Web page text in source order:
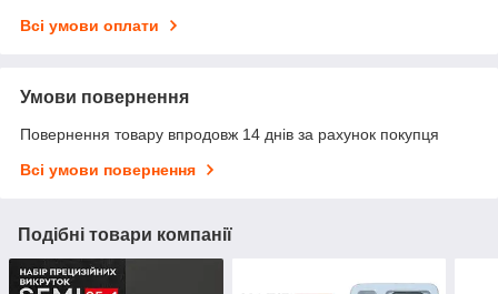
Всі умови оплати
Умови повернення
Повернення товару впродовж 14 днів за рахунок покупця
Всі умови повернення
Подібні товари компанії